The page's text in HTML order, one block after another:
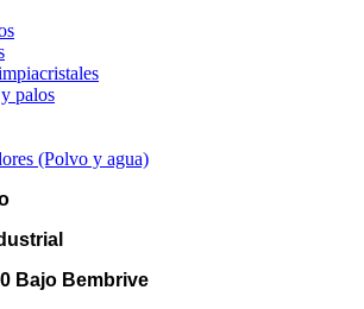
palos
(Polvo y agua)
Bajo Bembrive